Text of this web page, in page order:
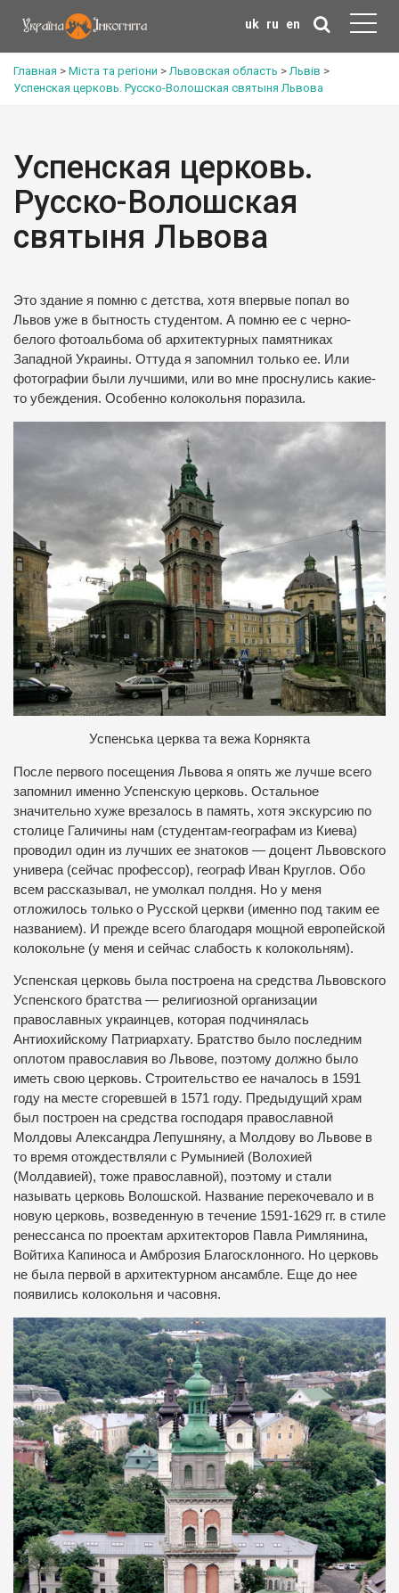
uk ru en
Главная > Міста та регіони >Львовская область >Львів >
Успенская церковь. Русско-Волошская святыня Львова
Успенская церковь.
Русско-Волошская
святыня Львова
Это здание я помню с детства, хотя впервые попал во
Львов уже в бытность студентом. А помню ее с черно-
белого фотоальбома об архитектурных памятниках
Западной Украины. Оттуда я запомнил только ее. Или
фотографии были лучшими, или во мне проснулись какие-
то убеждения. Особенно колокольня поразила.
Успенська церква та вежа Корнякта
После первого посещения Львова я опять же лучше всего
запомнил именно Успенскую церковь. Остальное
значительно хуже врезалось в память, хотя экскурсию по
столице Галичины нам (студентам-географам из Киева)
проводил один из лучших ее знатоков — доцент Львовского
универа (сейчас профессор), географ Иван Круглов. Обо
всем рассказывал, не умолкал полдня. Но у меня
отложилось только о Русской церкви (именно под таким ее
названием). И прежде всего благодаря мощной европейской
колокольне (у меня и сейчас слабость к колокольням).
Успенская церковь была построена на средства Львовского
Успенского братства — религиозной организации
православных украинцев, которая подчинялась
Антиохийскому Патриархату. Братство было последним
оплотом православия во Львове, поэтому должно было
иметь свою церковь. Строительство ее началось в 1591
году на месте сгоревшей в 1571 году. Предыдущий храм
был построен на средства господаря православной
Молдовы Александра Лепушняну, а Молдову во Львове в
то время отождествляли с Румынией (Волохией
(Молдавией), тоже православной), поэтому и стали
называть церковь Волошской. Название перекочевало и в
новую церковь, возведенную в течение 1591-1629 гг. в стиле
ренессанса по проектам архитекторов Павла Римлянина,
Войтиха Капиноса и Амброзия Благосклонного. Но церковь
не была первой в архитектурном ансамбле. Еще до нее
появились колокольня и часовня.